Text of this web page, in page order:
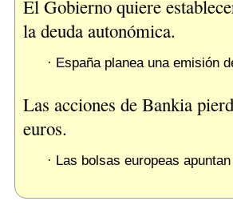
El Gobierno quiere
la deuda autonómica.
· España planea una emisión
Las acciones de Bankia
euros.
· Las bolsas europeas